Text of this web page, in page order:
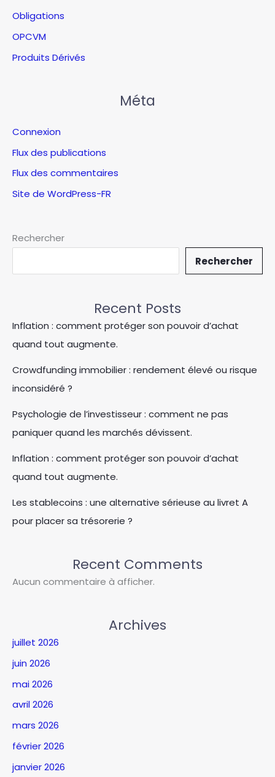
Obligations
OPCVM
Produits Dérivés
Méta
Connexion
Flux des publications
Flux des commentaires
Site de WordPress-FR
Rechercher
Rechercher
Recent Posts
Inflation : comment protéger son pouvoir d’achat
quand tout augmente.
Crowdfunding immobilier : rendement élevé ou risque
inconsidéré ?
Psychologie de l’investisseur : comment ne pas
paniquer quand les marchés dévissent.
Inflation : comment protéger son pouvoir d’achat
quand tout augmente.
Les stablecoins : une alternative sérieuse au livret A
pour placer sa trésorerie ?
Recent Comments
Aucun commentaire à afficher.
Archives
juillet 2026
juin 2026
mai 2026
avril 2026
mars 2026
février 2026
janvier 2026